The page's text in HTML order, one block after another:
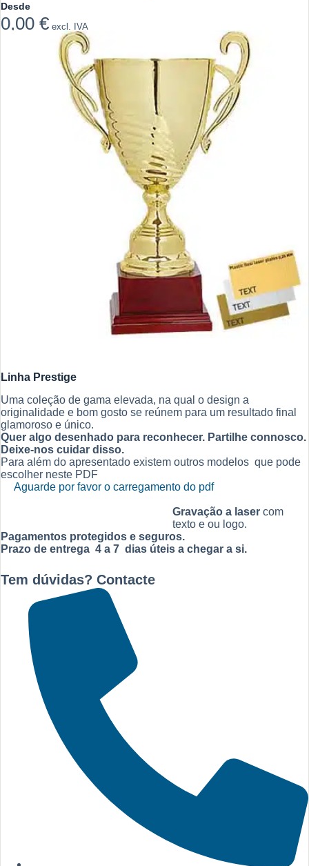
Desde
0,00 € excl. IVA
Linha Prestige
Uma coleção de gama elevada, na qual o design a
originalidade e bom gosto se reúnem para um resultado final
glamoroso e único.
Quer algo desenhado para reconhecer. Partilhe connosco.
Deixe-nos cuidar disso.
Para além do apresentado existem outros modelos que pode
escolher neste PDF
Aguarde por favor o carregamento do pdf
Gravação a laser com
texto e ou logo.
Pagamentos protegidos e seguros.
Prazo de entrega 4 a 7 dias úteis a chegar a si.
Tem dúvidas? Contacte